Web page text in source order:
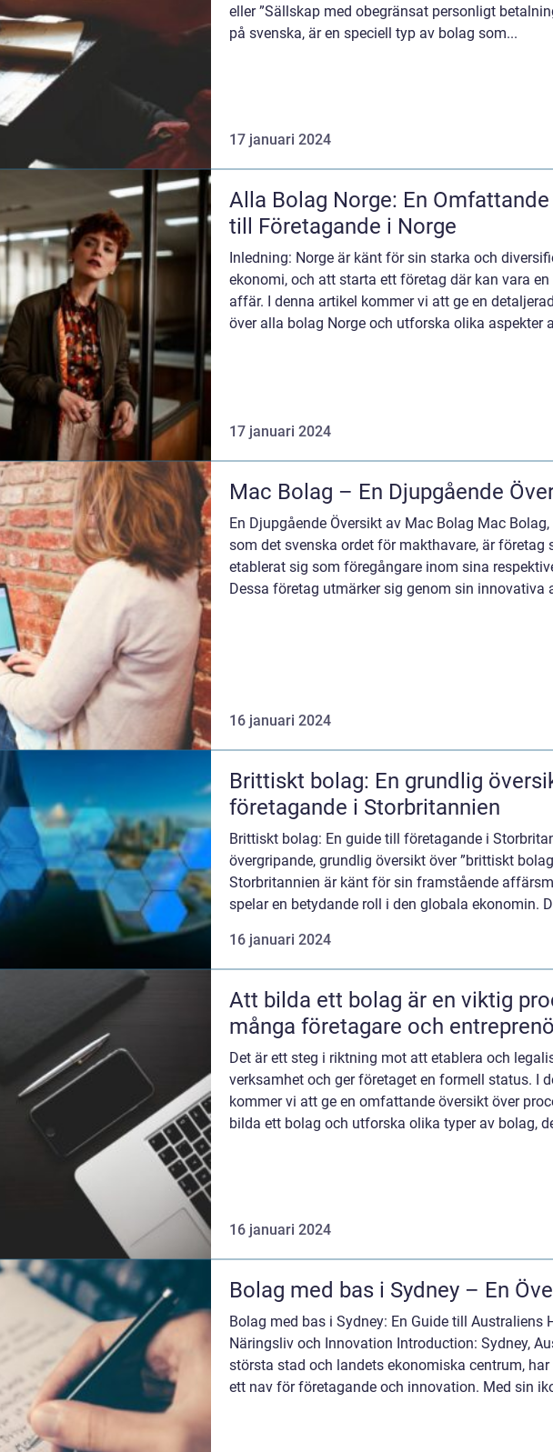
eller ”Sällskap med obegränsat personligt
på svenska, är en speciell typ av bolag som...
17 januari 2024
Alla Bolag Norge: En Omfattande
till Företagande i Norge
Inledning: Norge är känt för sin starka och
ekonomi, och att starta ett företag där kan vara
affär. I denna artikel kommer vi att ge en
över alla bolag Norge och utforska olika aspekter
17 januari 2024
Mac Bolag – En Djupgående
En Djupgående Översikt av Mac Bolag Mac
som det svenska ordet för makthavare, är företag
etablerat sig som föregångare inom sina
Dessa företag utmärker sig genom sin innovativa
16 januari 2024
Brittiskt bolag: En grundlig
företagande i Storbritannien
Brittiskt bolag: En guide till företagande i
övergripande, grundlig översikt över ”brittiskt
Storbritannien är känt för sin framstående
spelar en betydande roll i den globala ekonomin.
16 januari 2024
Att bilda ett bolag är en viktig
många företagare och
Det är ett steg i riktning mot att etablera och
verksamhet och ger företaget en formell status. I
kommer vi att ge en omfattande översikt över
bilda ett bolag och utforska olika typer av bolag,
16 januari 2024
Bolag med bas i Sydney – En
Bolag med bas i Sydney: En Guide till Australiens
Näringsliv och Innovation Introduction: Sydney,
största stad och landets ekonomiska centrum,
ett nav för företagande och innovation. Med sin